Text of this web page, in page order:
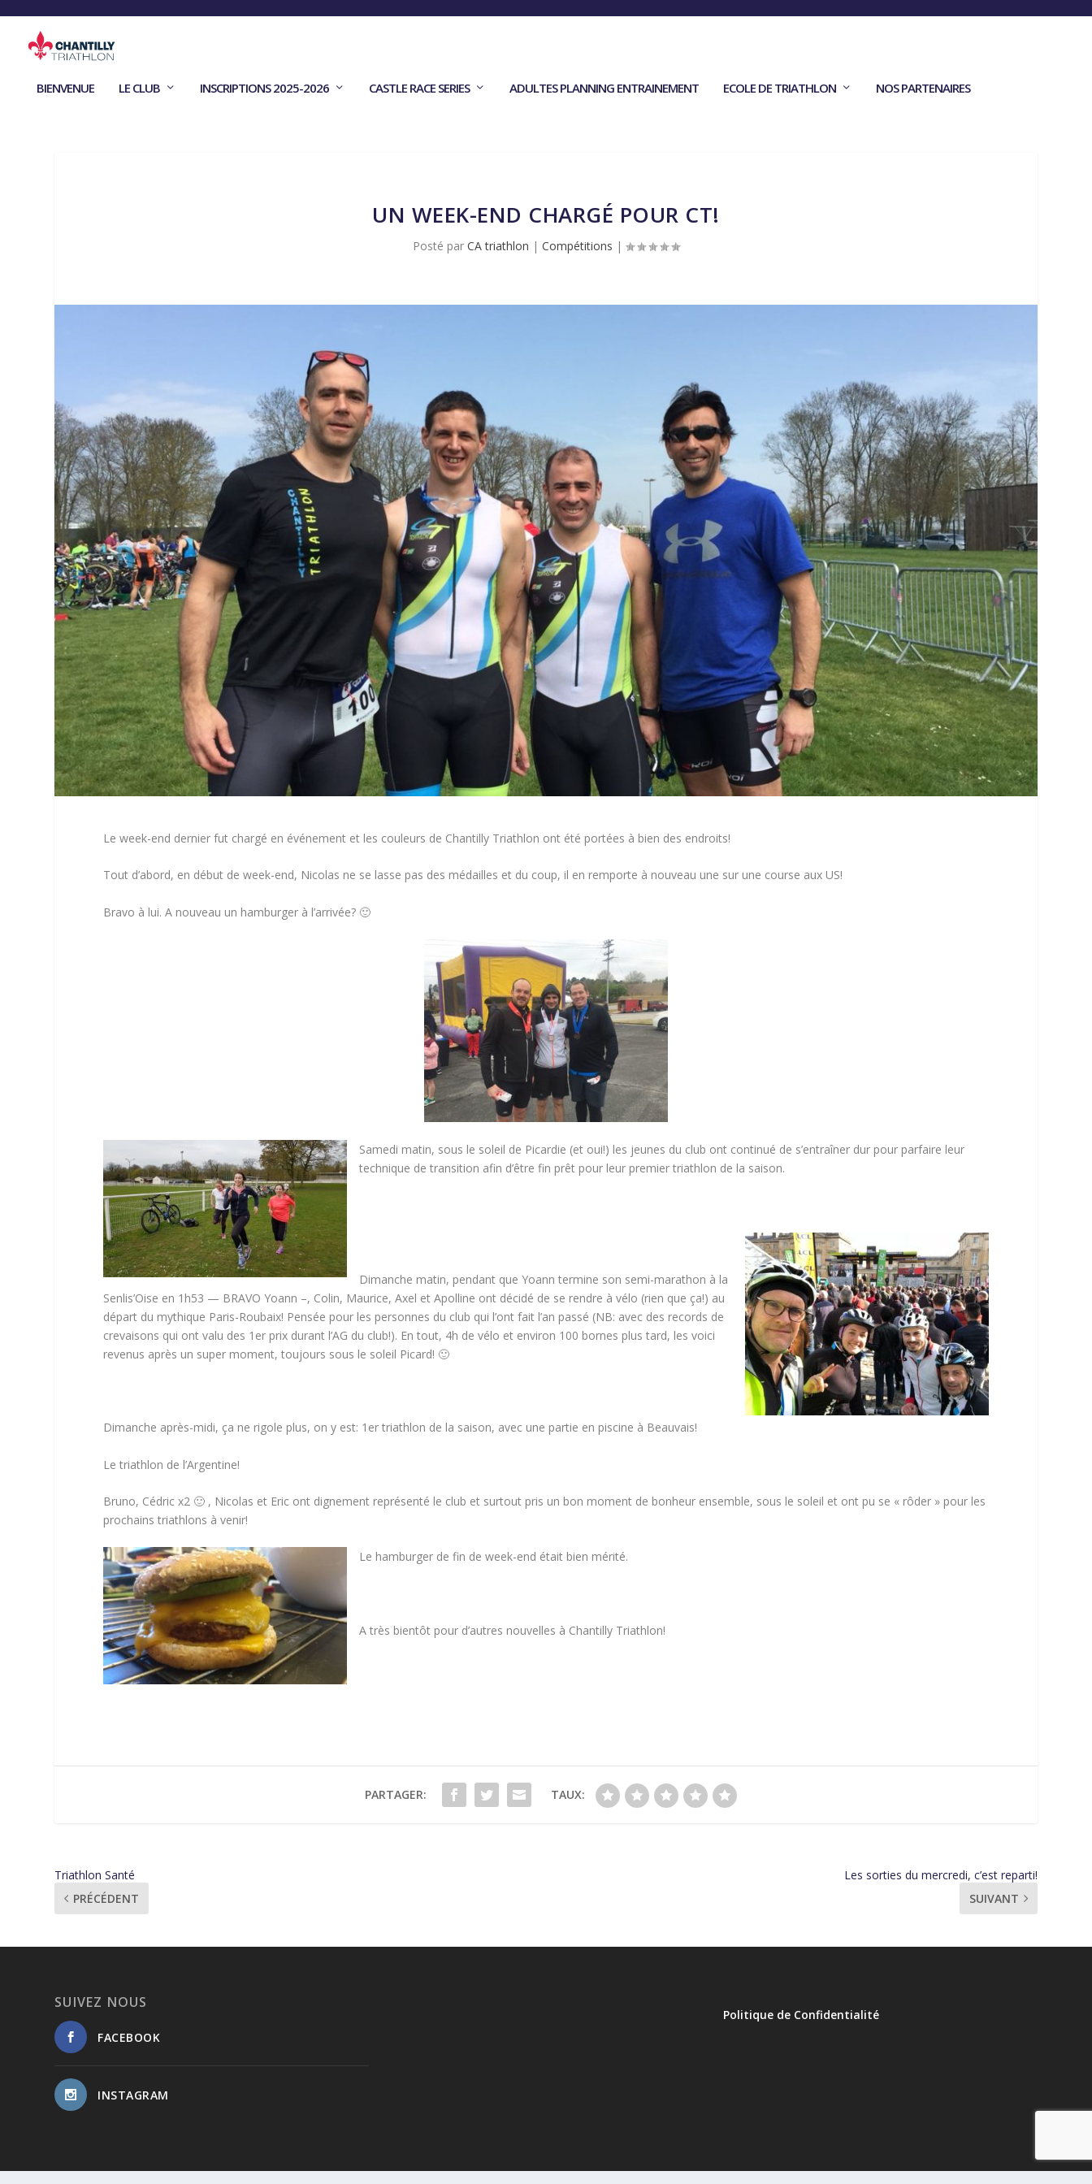
BIENVENUE LE CLUB INSCRIPTIONS 2025-2026 CASTLE RACE SERIES ADULTES PLANNING ENTRAINEMENT ECOLE DE TRIATHLON NOS PARTENAIRES
UN WEEK-END CHARGÉ POUR CT!
Posté par CA triathlon | Compétitions |
Le week-end dernier fut chargé en événement et les couleurs de Chantilly Triathlon ont été portées à bien des endroits!
Tout d’abord, en début de week-end, Nicolas ne se lasse pas des médailles et du coup, il en remporte à nouveau une sur une course aux US!
Bravo à lui. A nouveau un hamburger à l’arrivée? 🙂
Samedi matin, sous le soleil de Picardie (et oui!) les jeunes du club ont continué de s’entraîner dur pour parfaire leur
technique de transition afin d’être fin prêt pour leur premier triathlon de la saison.
Dimanche matin, pendant que Yoann termine son semi-marathon à la
Senlis’Oise en 1h53 — BRAVO Yoann –, Colin, Maurice, Axel et Apolline ont décidé de se rendre à vélo (rien que ça!) au
départ du mythique Paris-Roubaix! Pensée pour les personnes du club qui l’ont fait l’an passé (NB: avec des records de
crevaisons qui ont valu des 1er prix durant l’AG du club!). En tout, 4h de vélo et environ 100 bornes plus tard, les voici
revenus après un super moment, toujours sous le soleil Picard! 🙂
Dimanche après-midi, ça ne rigole plus, on y est: 1er triathlon de la saison, avec une partie en piscine à Beauvais!
Le triathlon de l’Argentine!
Bruno, Cédric x2 🙂 , Nicolas et Eric ont dignement représenté le club et surtout pris un bon moment de bonheur ensemble, sous le soleil et ont pu se « rôder » pour les
prochains triathlons à venir!
Le hamburger de fin de week-end était bien mérité.
A très bientôt pour d’autres nouvelles à Chantilly Triathlon!
PARTAGER: TAUX:
Triathlon Santé
PRÉCÉDENT
Les sorties du mercredi, c’est reparti!
SUIVANT
SUIVEZ NOUS
FACEBOOK
INSTAGRAM
Politique de Confidentialité